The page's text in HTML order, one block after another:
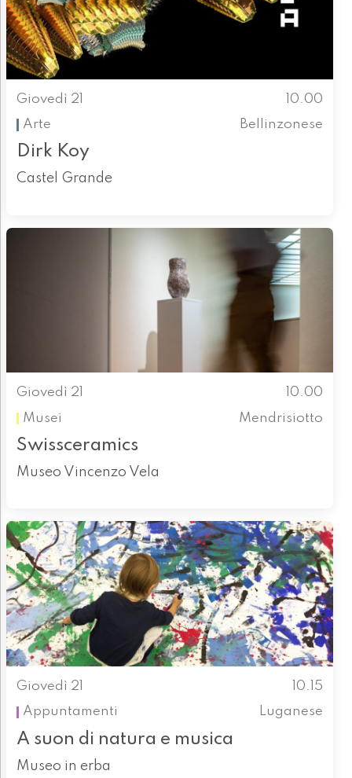
Giovedì 21
10.00
Arte
Bellinzonese
Dirk Koy
Castel Grande
Giovedì 21
10.00
Musei
Mendrisiotto
Swissceramics
Museo Vincenzo Vela
Giovedì 21
10.15
Appuntamenti
Luganese
A suon di natura e musica
Museo in erba